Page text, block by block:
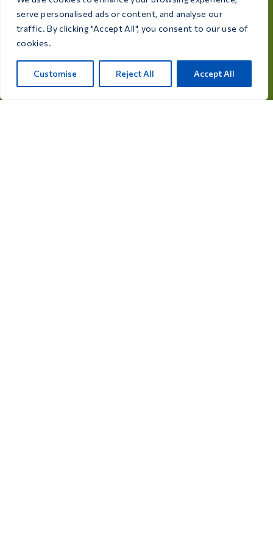
serve personalised ads or content, and analyse our
traffic. By clicking "Accept All", you consent to our use of
cookies.
Customise Reject All Accept All
Rijksweg 28a, 7975 RT Uffelte, Netherlands
info@care4bird.nl
Informații